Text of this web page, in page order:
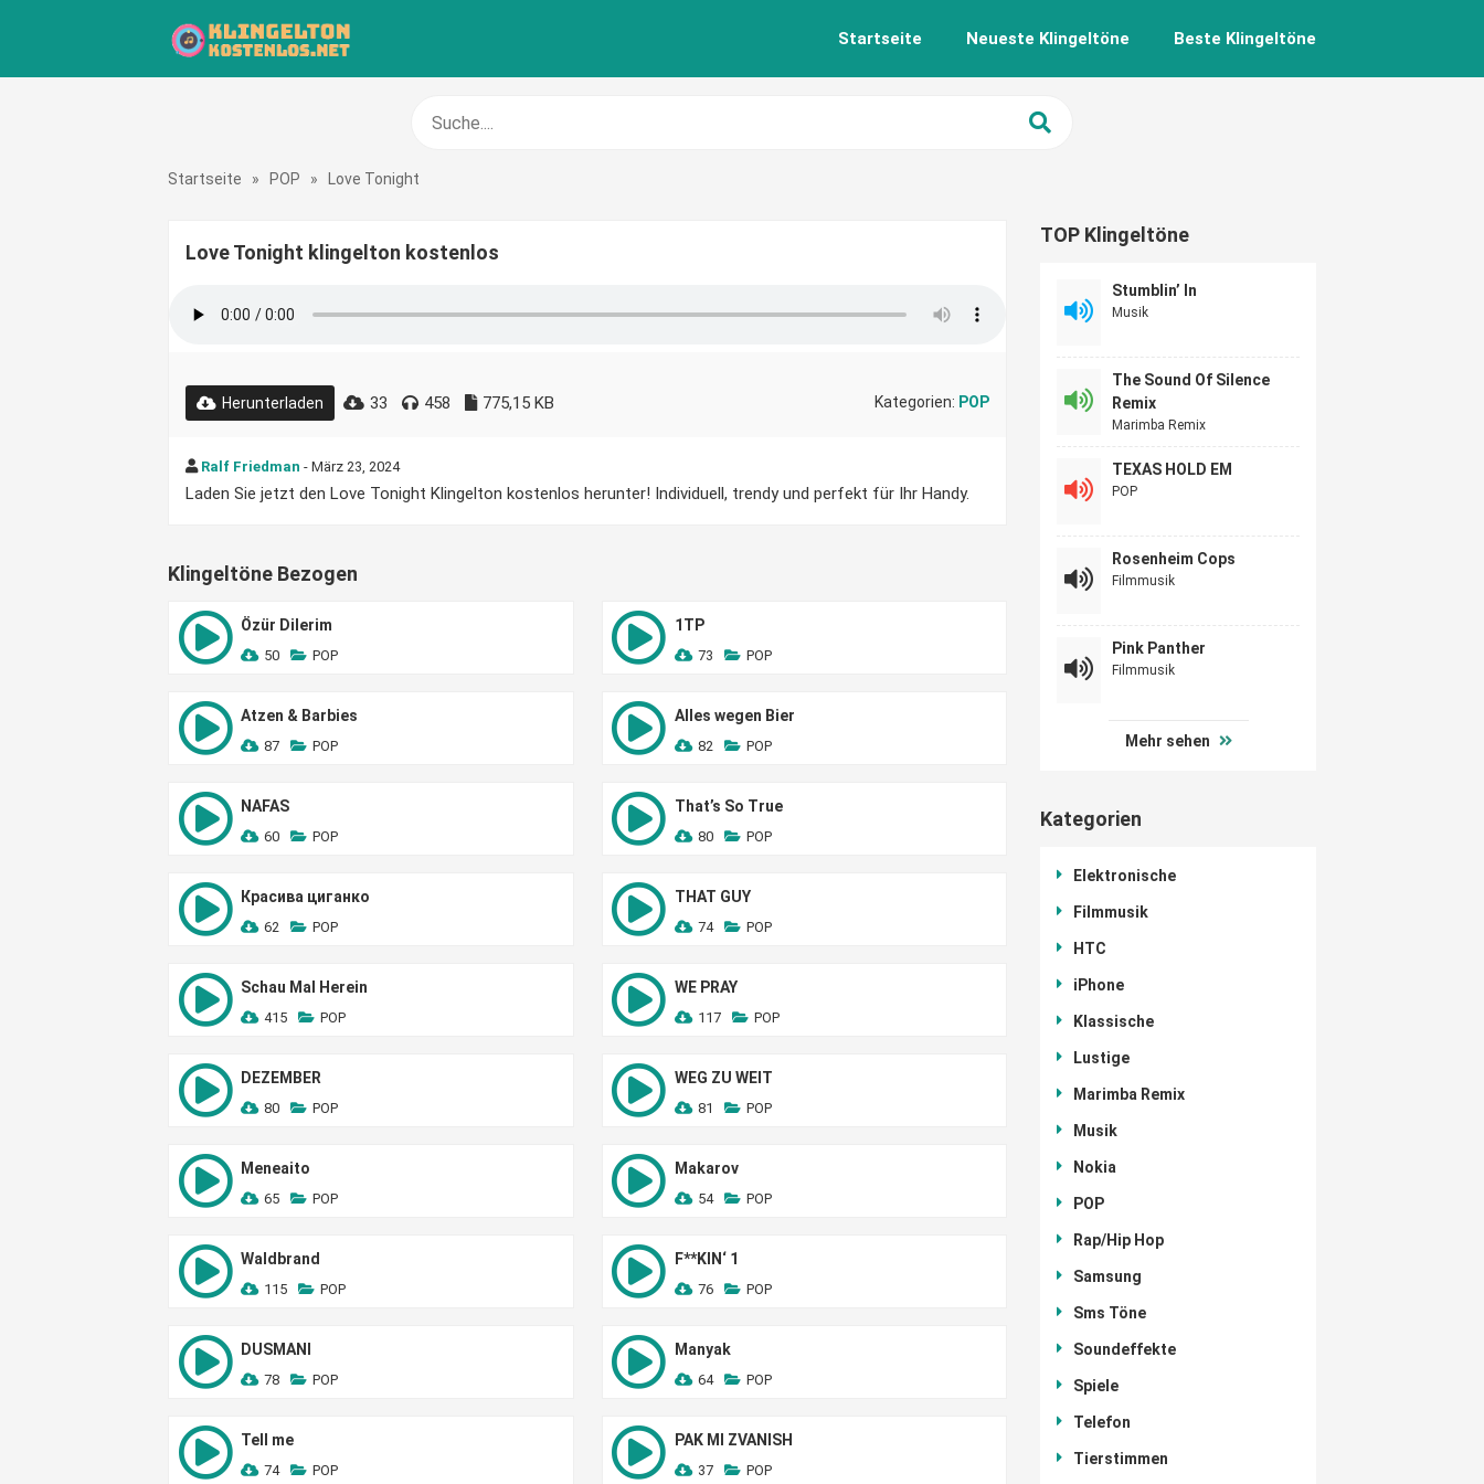
Startseite Neueste Klingeltöne Beste Klingeltöne
Startseite » POP » Love Tonight
Love Tonight klingelton kostenlos
Herunterladen 33 458 775,15 KB Kategorien: POP
Ralf Friedman - März 23, 2024
Laden Sie jetzt den Love Tonight Klingelton kostenlos herunter! Individuell, trendy und perfekt für Ihr Handy.
Klingeltöne Bezogen
Özür Dilerim
50 POP
1TP
73 POP
Atzen & Barbies
87 POP
Alles wegen Bier
82 POP
NAFAS
60 POP
That’s So True
80 POP
Красива циганко
62 POP
THAT GUY
74 POP
Schau Mal Herein
415 POP
WE PRAY
117 POP
DEZEMBER
80 POP
WEG ZU WEIT
81 POP
Meneaito
65 POP
Makarov
54 POP
Waldbrand
115 POP
F**KIN‘ 1
76 POP
DUSMANI
78 POP
Manyak
64 POP
Tell me
74 POP
PAK MI ZVANISH
37 POP
TOP Klingeltöne
Stumblin’ In
Musik
The Sound Of Silence
Remix
Marimba Remix
TEXAS HOLD EM
POP
Rosenheim Cops
Filmmusik
Pink Panther
Filmmusik
Mehr sehen
Kategorien
Elektronische
Filmmusik
HTC
iPhone
Klassische
Lustige
Marimba Remix
Musik
Nokia
POP
Rap/Hip Hop
Samsung
Sms Töne
Soundeffekte
Spiele
Telefon
Tierstimmen